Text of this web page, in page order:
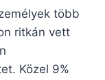
több
ritkán vett
Közel 9%